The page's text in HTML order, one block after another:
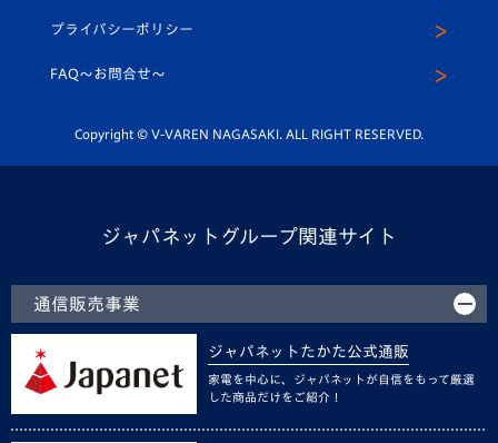
平和祈念活動
ホームタウン活動
スクール
公式LINE＠
プライバシーポリシー
FAQ〜お問合せ〜
Copyright © V-VAREN NAGASAKI. ALL RIGHT RESERVED.
ジャパネットグループ関連サイト
通信販売事業
ジャパネットたかた公式通販
家電を中心に、ジャパネットが自信をもって厳選
した商品だけをご紹介！